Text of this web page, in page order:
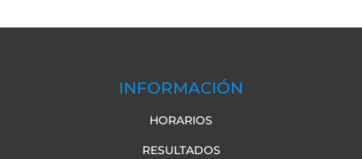
INFORMACIÓN
HORARIOS
RESULTADOS